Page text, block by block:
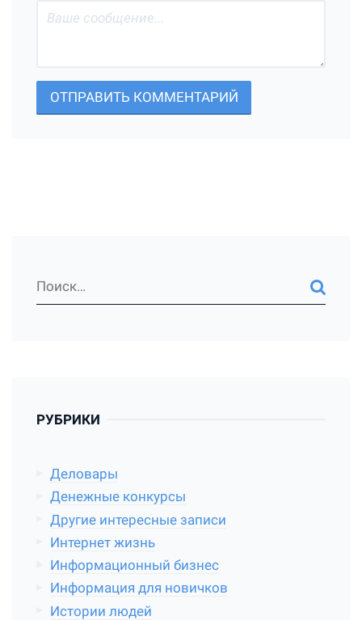
ОТПРАВИТЬ КОММЕНТАРИЙ
РУБРИКИ
Деловары
Денежные конкурсы
Другие интересные записи
Интернет жизнь
Информационный бизнес
Информация для новичков
Истории людей